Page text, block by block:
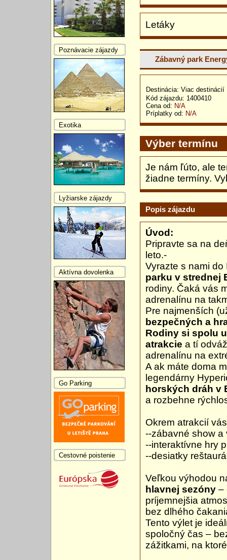
Letáky
Zábavný park
Destinácia: Viac destinácií
Kód zájazdu: 1400410
Cena od: N/A
Príplatky od: N/A
Výber termínu
Je nám ľúto, ale
žiadne termíny.
Popis zájazdu
Úvod:
Pripravte sa na
leto.-
Vyrazte s nami
parku v strednej
rodiny. Čaká vás
adrenalínu na
Pre najmenších
bezpečných a
Rodiny si spolu
atrakcie a tí
adrenalínu na
A ak máte doma
legendárny
horských dráh v
a rozbehne
Okrem atrakcií
--zábavné show
--interaktívne hry
--desiatky
Veľkou výhodou
hlavnej sezóny –
príjemnejšia
bez dlhého
Tento výlet je
spoločný čas –
zážitkami, na
Poznávacie zájazdy
Exotika
Lyžiarske zájazdy
Aktívna dovolenka
Go Parking
Cestovné poistenie